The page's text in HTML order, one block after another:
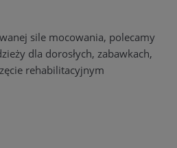
sile mocowania, polecamy
dla dorosłych, zabawkach,
rehabilitacyjnym